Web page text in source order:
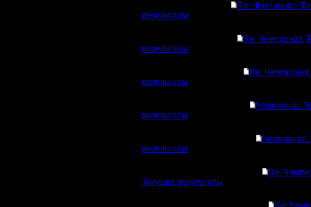
Re: Чемпионат.
результаты
Re: Чемпионат.
результаты
Re:
результаты
Чемпионат.
результаты
Чемпионат.
результаты
Re:
Текущие результаты